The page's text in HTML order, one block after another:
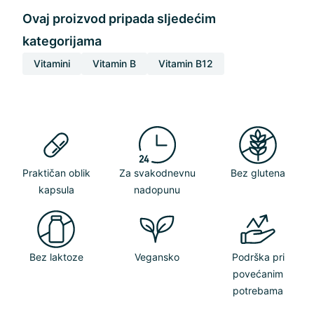
Ovaj proizvod pripada sljedećim
kategorijama
Vitamini Vitamin B Vitamin B12
Praktičan oblik
kapsula
Za svakodnevnu
nadopunu
Bez glutena
Bez laktoze Vegansko
Podrška pri
povećanim
potrebama